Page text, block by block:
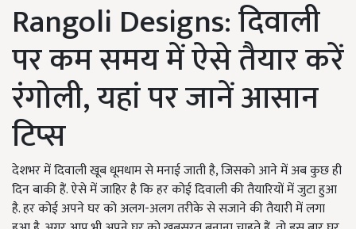
Rangoli Designs: दिवाली
पर कम समय में ऐसे तैयार करें
रंगोली, यहां पर जानें आसान
टिप्स
देशभर में दिवाली खूब धूमधाम से मनाई जाती है, जिसको आने में अब कुछ ही
दिन बाकी हैं. ऐसे में जाहिर है कि हर कोई दिवाली की तैयारियों में जुटा हुआ
है. हर कोई अपने घर को अलग-अलग तरीके से सजाने की तैयारी में लगा